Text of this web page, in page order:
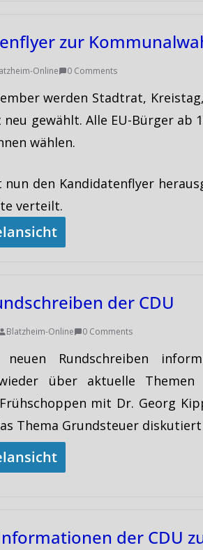
zur
Online 0 Comments
werden Stadtrat,
gewählt. Alle EU-Bürger ab
wählen.
nun den Kandidatenflyer
verteilt.
der CDU
Blatzheim-Online 0 Comments
Rundschreiben
über aktuelle
mit Dr. Georg
Thema Grundsteuer
der CDU